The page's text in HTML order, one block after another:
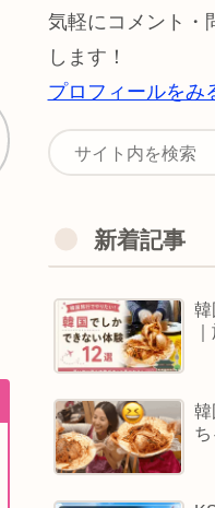
気軽にコメント・
します！
プロフィールをみ
新着記事
韓
韓